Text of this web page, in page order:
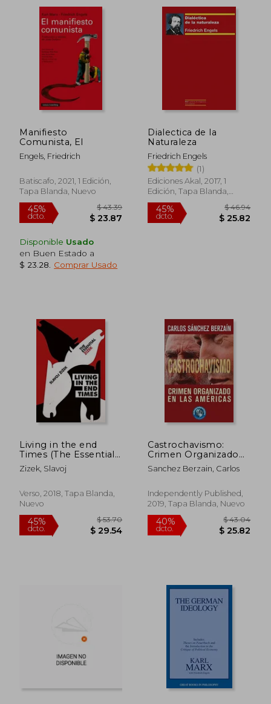
45% $ 56.93
Manifiesto
Comunista, El
Engels, Friedrich
Batiscafo, 2021, 1 Edición,
Tapa Blanda, Nuevo
Disponible Usado
en Buen Estado a
$ 23.28
Comprar Usado
Dialectica de la
Naturaleza
Friedrich Engels
(1)
Ediciones Akal, 2017, 1
Edición, Tapa Blanda,
Nuevo
Living in the end
Times (The Essential
Zizek) (en Inglés)
Zizek, Slavoj
Verso, 2018, Tapa Blanda,
Nuevo
Castrochavismo:
Crimen Organizado
en las Américas
Sanchez Berzain, Carlos
Independently Published,
2019, Tapa Blanda, Nuevo